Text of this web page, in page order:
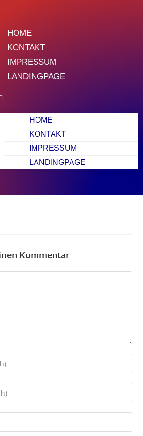
HOME
KONTAKT
IMPRESSUM
LANDINGPAGE
HOME
KONTAKT
IMPRESSUM
LANDINGPAGE
Kommentar